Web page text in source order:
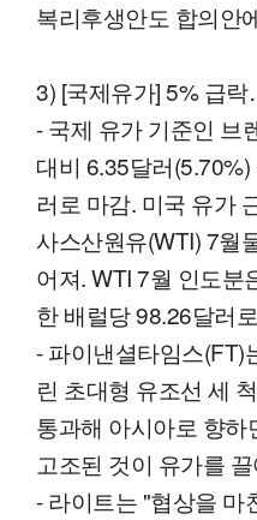
복리후생안도 합의안
3) [국제유가] 5% 급
- 국제 유가 기준인 브
대비 6.35달러
러로 마감. 미국 유가
사스산원유(WTI) 7월
어져. WTI 7월 인도분
한 배럴당 98.26달러
- 파이낸셜타임스(FT)
린 초대형 유조선 세
통과해 아시아로 향하
고조된 것이 유가를
- 라이트는 "협상을 마